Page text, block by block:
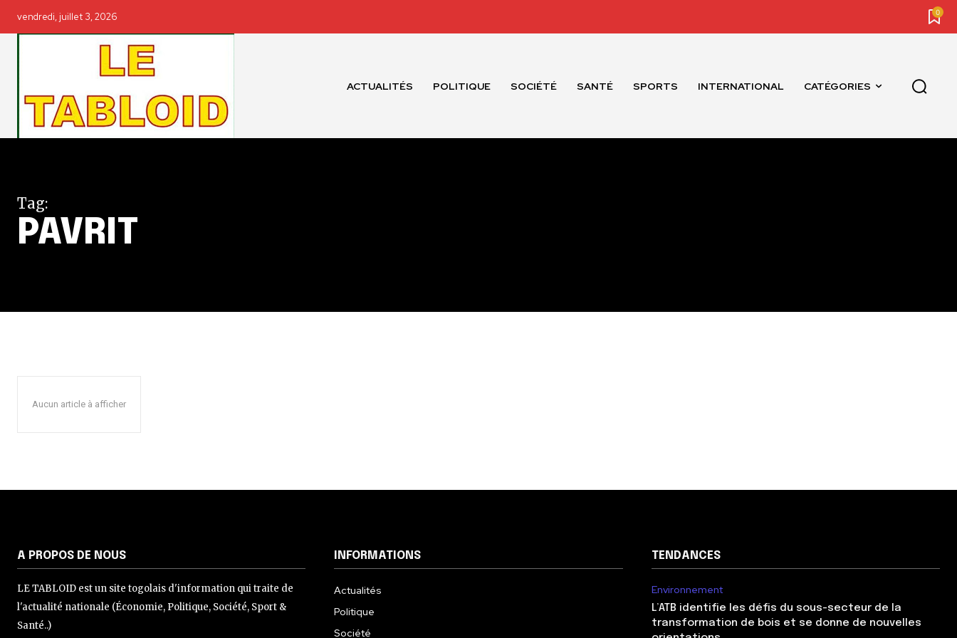
vendredi, juillet 3, 2026 0
ACTUALITÉS POLITIQUE SOCIÉTÉ SANTÉ SPORTS INTERNATIONAL CATÉGORIES
Tag:
PAVRIT
Aucun article à afficher
A PROPOS DE NOUS
LE TABLOID est un site togolais d'information qui traite de
l'actualité nationale (Économie, Politique, Société, Sport &
Santé..)
INFORMATIONS
Actualités
Politique
Société
TENDANCES
Environnement
L’ATB identifie les défis du sous-secteur de la
transformation de bois et se donne de nouvelles